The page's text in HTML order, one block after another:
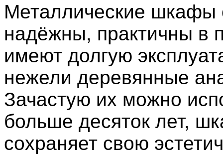
Металлические шкафы
надёжны, практичны в
имеют долгую
нежели деревянные
Зачастую их можно
больше десяток лет,
сохраняет свою